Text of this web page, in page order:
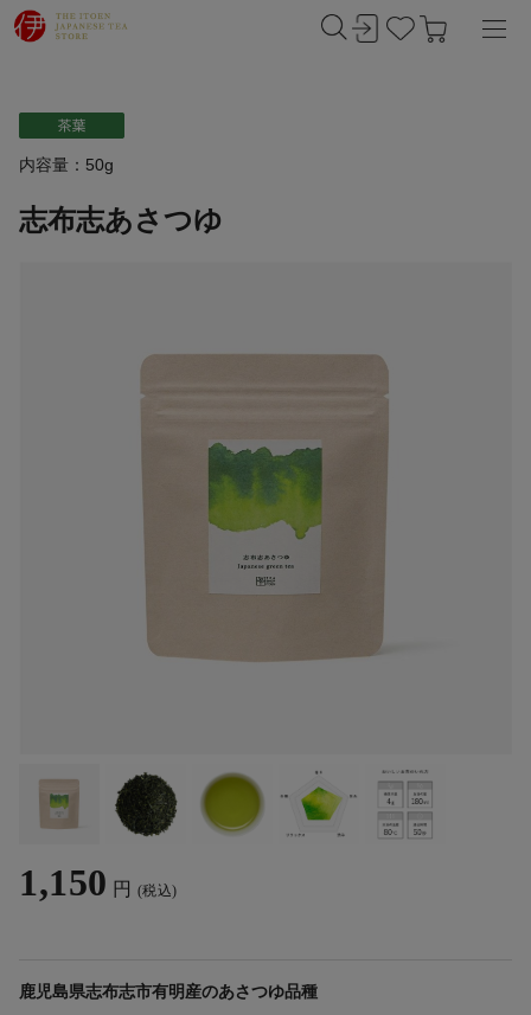
内容量：50g
志布志あさつゆ
鹿児島県志布志市有明産のあさつゆ品種
1,150 円 (税込)